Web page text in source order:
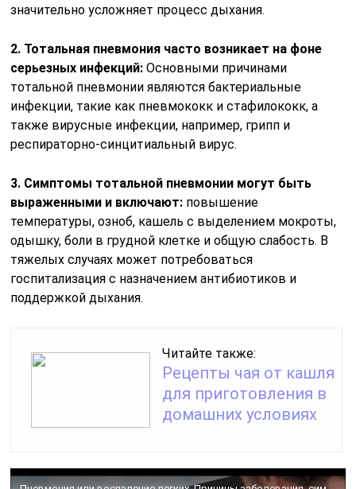
значительно усложняет процесс дыхания.
2. Тотальная пневмония часто возникает на фоне
серьезных инфекций: Основными причинами
тотальной пневмонии являются бактериальные
инфекции, такие как пневмококк и стафилококк, а
также вирусные инфекции, например, грипп и
респираторно-синцитиальный вирус.
3. Симптомы тотальной пневмонии могут быть
выраженными и включают: повышение
температуры, озноб, кашель с выделением мокроты,
одышку, боли в грудной клетке и общую слабость. В
тяжелых случаях может потребоваться
госпитализация с назначением антибиотиков и
поддержкой дыхания.
Читайте также:
Рецепты чая от кашля
для приготовления в
домашних условиях